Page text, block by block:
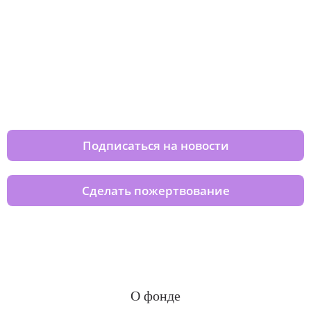
Подписаться на новости
Сделать пожертвование
О фонде